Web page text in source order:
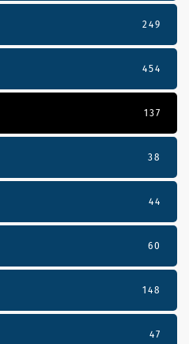
249
454
137
38
44
60
148
47